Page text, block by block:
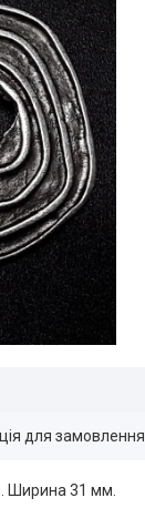
для замовлення
Ширина 31 мм.